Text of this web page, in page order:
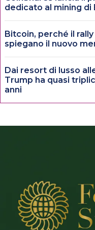
dedicato al mining di
Bitcoin, perché il
spiegano il nuovo
Dai resort di lusso
Trump ha quasi
anni